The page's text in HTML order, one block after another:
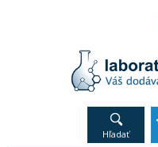
Hľadať